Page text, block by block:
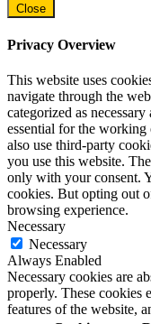
Close
Privacy Overview
This website uses
navigate through the
categorized as
essential for the
also use third-party
you use this website.
only with your consent.
cookies. But opting out
browsing experience.
Necessary
Necessary
Always Enabled
Necessary cookies are
properly. These cookies
features of the website,